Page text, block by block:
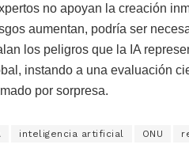
no apoyan la creación
aumentan, podría ser
los peligros que la IA
instando a una evaluación
por sorpresa.
inteligencia artificial ONU